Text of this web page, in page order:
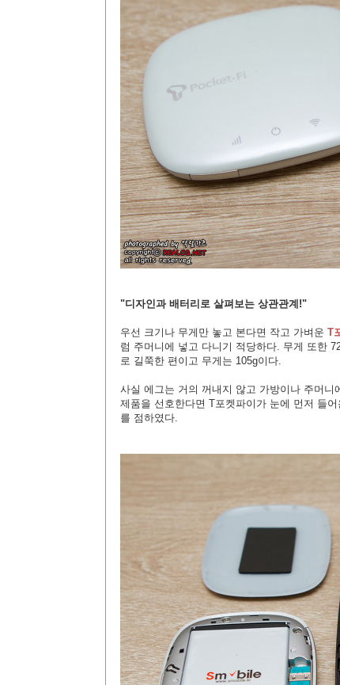
"디자인과 배터리로 살펴보는 상관관계!"
우선 크기나 무게만 놓고 본다면 작고 가벼운 T
럼 주머니에 넣고 다니기 적당하다. 무게 또한
로 길쭉한 편이고 무게는 105g이다.
사실 에그는 거의 꺼내지 않고 가방이나 주머
제품을 선호한다면 T포켓파이가 눈에 먼저 들
를 점하였다.